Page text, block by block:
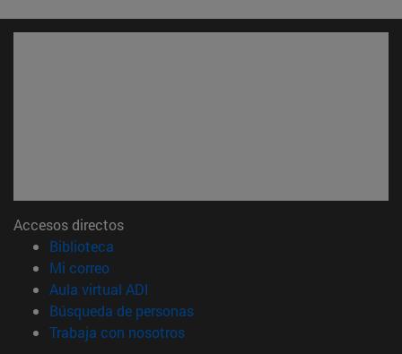
Accesos directos
Biblioteca
Mi correo(abre en nueva ventana)
Aula virtual ADI
Búsqueda de personas(abre en nueva ventana)
Trabaja con nosotros(abre en nueva ventana)